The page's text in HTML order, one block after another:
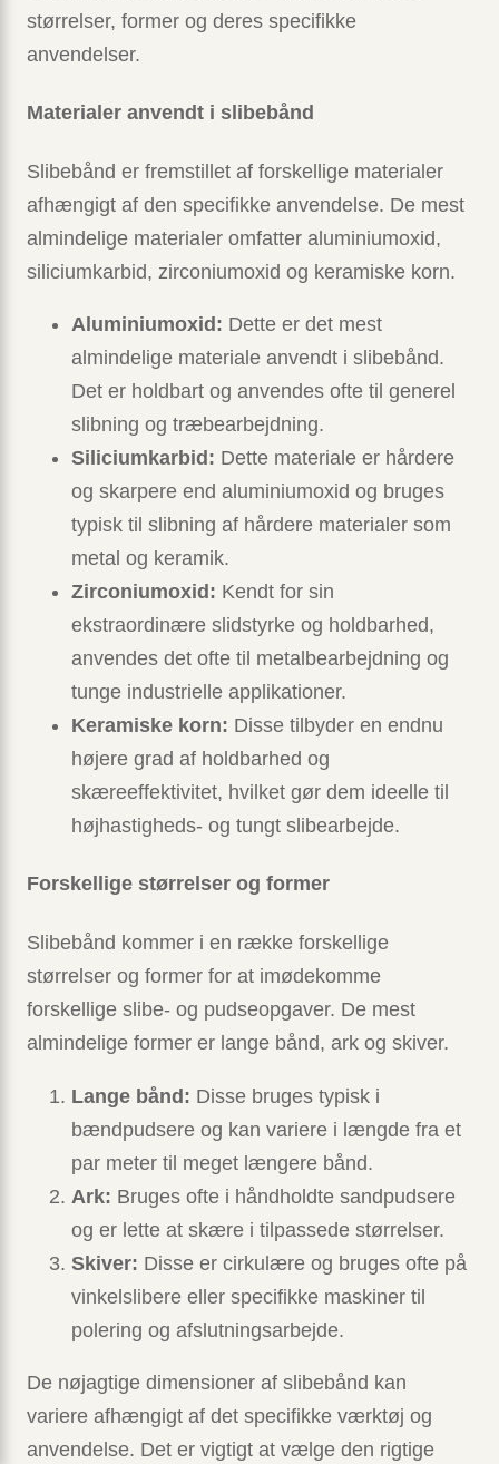
størrelser, former og deres specifikke
anvendelser.
Materialer anvendt i slibebånd
Slibebånd er fremstillet af forskellige materialer
afhængigt af den specifikke anvendelse. De mest
almindelige materialer omfatter aluminiumoxid,
siliciumkarbid, zirconiumoxid og keramiske korn.
Aluminiumoxid: Dette er det mest
almindelige materiale anvendt i slibebånd.
Det er holdbart og anvendes ofte til generel
slibning og træbearbejdning.
Siliciumkarbid: Dette materiale er hårdere
og skarpere end aluminiumoxid og bruges
typisk til slibning af hårdere materialer som
metal og keramik.
Zirconiumoxid: Kendt for sin
ekstraordinære slidstyrke og holdbarhed,
anvendes det ofte til metalbearbejdning og
tunge industrielle applikationer.
Keramiske korn: Disse tilbyder en endnu
højere grad af holdbarhed og
skæreeffektivitet, hvilket gør dem ideelle til
højhastigheds- og tungt slibearbejde.
Forskellige størrelser og former
Slibebånd kommer i en række forskellige
størrelser og former for at imødekomme
forskellige slibe- og pudseopgaver. De mest
almindelige former er lange bånd, ark og skiver.
Lange bånd: Disse bruges typisk i
bændpudsere og kan variere i længde fra et
par meter til meget længere bånd.
Ark: Bruges ofte i håndholdte sandpudsere
og er lette at skære i tilpassede størrelser.
Skiver: Disse er cirkulære og bruges ofte på
vinkelslibere eller specifikke maskiner til
polering og afslutningsarbejde.
De nøjagtige dimensioner af slibebånd kan
variere afhængigt af det specifikke værktøj og
anvendelse. Det er vigtigt at vælge den rigtige